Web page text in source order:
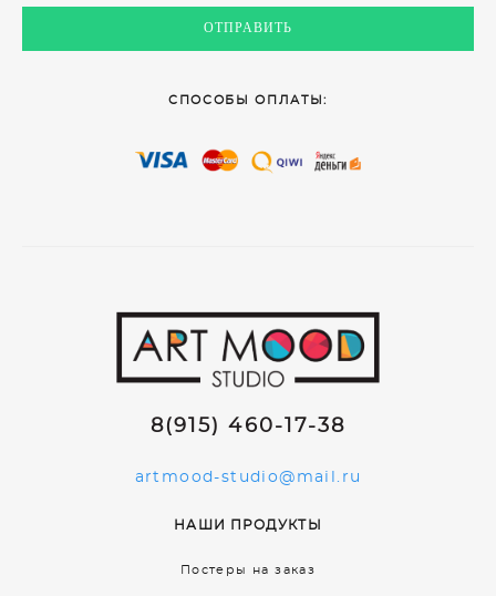
ОТПРАВИТЬ
СПОСОБЫ ОПЛАТЫ:
8(915) 460-17-38
artmood-studio@mail.ru
НАШИ ПРОДУКТЫ
Постеры на заказ